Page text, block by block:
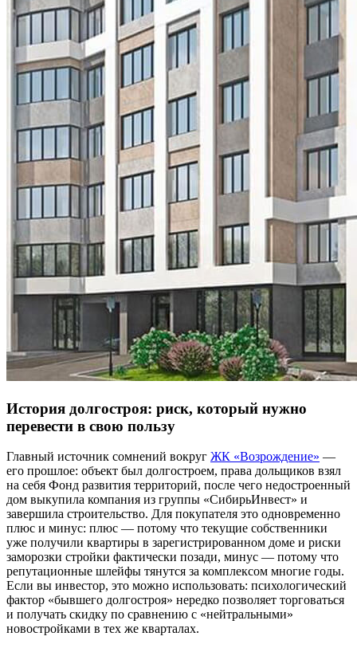
История долгостроя: риск, который нужно
перевести в свою пользу
Главный источник сомнений вокруг ЖК «Возрождение» —
его прошлое: объект был долгостроем, права дольщиков взял
на себя Фонд развития территорий, после чего недостроенный
дом выкупила компания из группы «СибирьИнвест» и
завершила строительство. Для покупателя это одновременно
плюс и минус: плюс — потому что текущие собственники
уже получили квартиры в зарегистрированном доме и риски
заморозки стройки фактически позади, минус — потому что
репутационные шлейфы тянутся за комплексом многие годы.
Если вы инвестор, это можно использовать: психологический
фактор «бывшего долгостроя» нередко позволяет торговаться
и получать скидку по сравнению с «нейтральными»
новостройками в тех же кварталах.